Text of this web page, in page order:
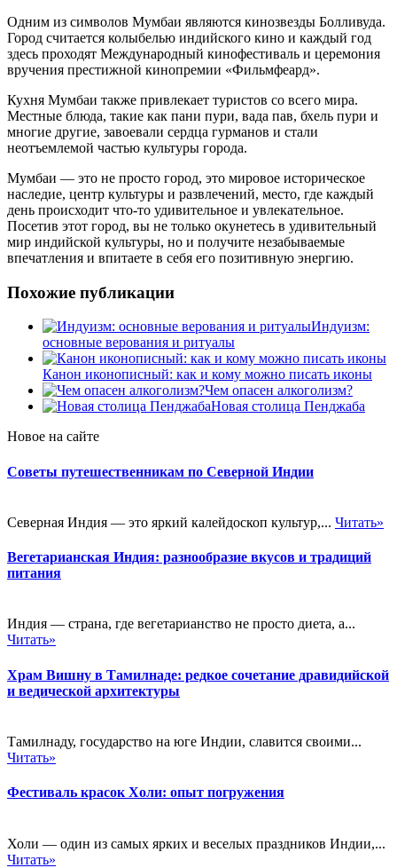
Одним из символов Мумбаи являются кинозвезды Болливуда.
Город считается колыбелью индийского кино и каждый год
здесь проходят Международный кинофестиваль и церемония
вручения престижной кинопремии «Фильмфеард».
Кухня Мумбаи также привлекает туристов со всего мира.
Местные блюда, такие как пани пури, вада пав, бхель пури и
многие другие, завоевали сердца гурманов и стали
неотъемлемой частью культуры города.
Мумбаи — это не просто город, это мировое историческое
наследие, центр культуры и развлечений, место, где каждый
день происходит что-то удивительное и увлекательное.
Посетив этот город, вы не только окунетесь в удивительный
мир индийской культуры, но и получите незабываемые
впечатления и впитаете в себя его позитивную энергию.
Похожие публикации
Индуизм:
основные верования и ритуалы
Канон иконописный: как и кому можно писать иконы
Чем опасен алкоголизм?
Новая столица Пенджаба
Новое на сайте
Советы путешественникам по Северной Индии
Северная Индия — это яркий калейдоскоп культур,... Читать»
Вегетарианская Индия: разнообразие вкусов и традиций
питания
Индия — страна, где вегетарианство не просто диета, а...
Читать»
Храм Вишну в Тамилнаде: редкое сочетание дравидийской
и ведической архитектуры
Тамилнаду, государство на юге Индии, славится своими...
Читать»
Фестиваль красок Холи: опыт погружения
Холи — один из самых ярких и веселых праздников Индии,...
Читать»